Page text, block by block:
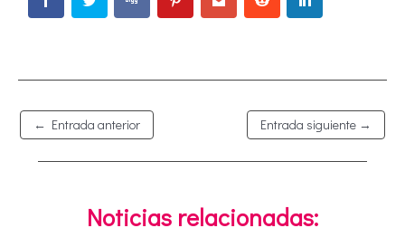
← Entrada anterior Entrada siguiente →
Noticias relacionadas: